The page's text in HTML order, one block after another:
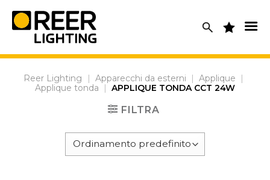
content
Reer Lighting | Apparecchi da esterni | Applique
|
Applique tonda
| APPLIQUE TONDA CCT 24W
FILTRA